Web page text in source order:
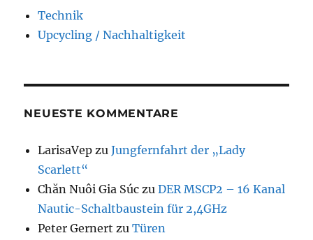
Technik
Upcycling / Nachhaltigkeit
NEUESTE KOMMENTARE
LarisaVep zuJungfernfahrt der „Lady
Scarlett“
Chăn Nuôi Gia Súc zuDER MSCP2 – 16 Kanal
Nautic-Schaltbaustein für 2,4GHz
Peter Gernert zuTüren